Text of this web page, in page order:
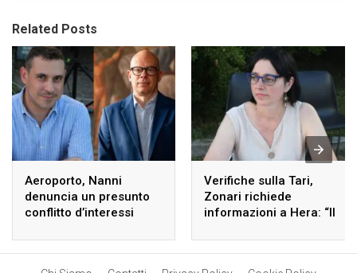
Related Posts
Aeroporto, Nanni
denuncia un presunto
conflitto d’interessi
sui finanziamenti del
Verifiche sulla Tari,
Zonari richiede
informazioni a Hera: “Il
riscontri”